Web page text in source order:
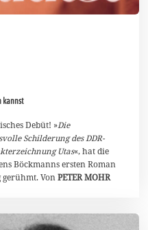
kannst
Debüt! »Die
Schilderung des DDR-
Utas«, hat die
Böckmanns ersten Roman
gerühmt. VonPETER MOHR